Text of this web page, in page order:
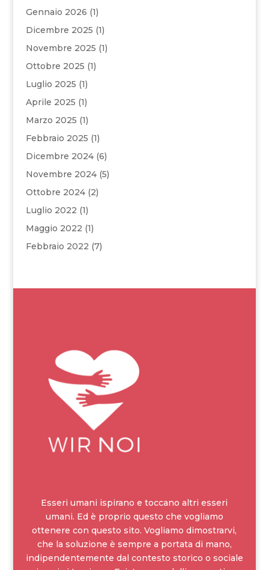
Gennaio 2026 (1)
Dicembre 2025 (1)
Novembre 2025 (1)
Ottobre 2025 (1)
Luglio 2025 (1)
Aprile 2025 (1)
Marzo 2025 (1)
Febbraio 2025 (1)
Dicembre 2024(6)
Novembre 2024(5)
Ottobre 2024(2)
Luglio 2022 (1)
Maggio 2022 (1)
Febbraio 2022 (7)
Esseri umani ispirano e toccano altri esseri
umani. Ed è proprio questo che vogliamo
ottenere con questo sito. Vogliamo dimostrarvi,
che la soluzione è sempre a portata di mano,
indipendentemente dal contesto storico o sociale